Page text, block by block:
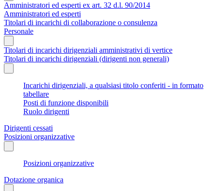
Amministratori ed esperti ex art. 32 d.l. 90/2014
Amministratori ed esperti
Titolari di incarichi di collaborazione o consulenza
Personale
Titolari di incarichi dirigenziali amministrativi di vertice
Titolari di incarichi dirigenziali (dirigenti non generali)
Incarichi dirigenziali, a qualsiasi titolo conferiti - in formato
tabellare
Posti di funzione disponibili
Ruolo dirigenti
Dirigenti cessati
Posizioni organizzative
Posizioni organizzative
Dotazione organica